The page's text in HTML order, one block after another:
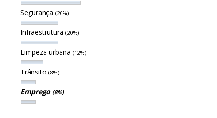
Segurança (20%)
Infraestrutura (20%)
Limpeza urbana (12%)
Trânsito (8%)
Emprego (8%)